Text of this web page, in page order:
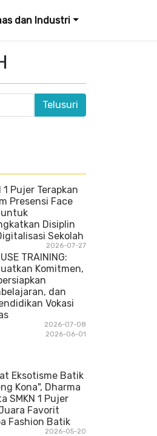
dan Industri
1 Pujer Terapkan
Presensi Face
Disiplin
Sekolah
2026-07-27
TRAINING:
Komitmen,
dan
Vokasi
2026-07-08
2026-06-01
Eksotisme Batik
Kona", Dharma
SMKN 1 Pujer
Favorit
Fashion Batik
2026-05-20